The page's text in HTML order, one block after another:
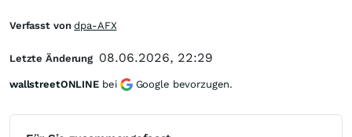
Verfasst vondpa-AFX
Letzte Änderung 08.06.2026, 22:29
wallstreetONLINE bei Google bevorzugen.